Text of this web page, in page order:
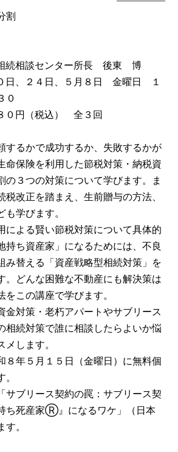
割
続相談センター所長 後東 博
、２４日、５月８日 金曜日 １
０
円（税込） 全３回
するかで成功するか、失敗するかが
命保険を利用した節税対策・納税資
の３つの対策について学びます。ま
税改正を踏まえ、生前贈与の方法、
学びます。
よる賢い節税対策について具体的
持ち資産家」になるためには、不良
み替える「資産戦略型相続対策」を
。どんな困難な不動産にも解決策は
この講座で学びます。
対策・老朽アパートやサブリース
相続対策で誰に相談したらよいか悩
します。
年５月１５日（金曜日）に無料個
サブリース契約の罠：サブリース契
ち死産家Ⓡ』になるワケ」（日本
。